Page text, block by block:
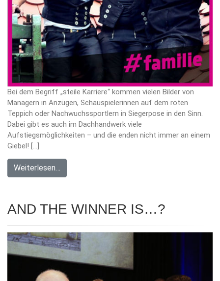
Bei dem Begriff „steile Karriere“ kommen vielen Bilder von
Managern in Anzügen, Schauspielerinnen auf dem roten
Teppich oder Nachwuchssportlern in Siegerpose in den Sinn.
Dabei gibt es auch im Dachhandwerk viele
Aufstiegsmöglichkeiten – und die enden nicht immer an einem
Giebel! […]
Weiterlesen…
AND THE WINNER IS…?